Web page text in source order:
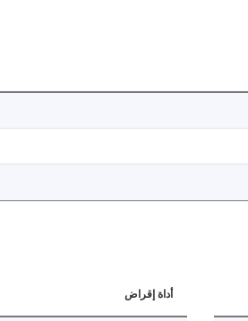
أداة إقراض